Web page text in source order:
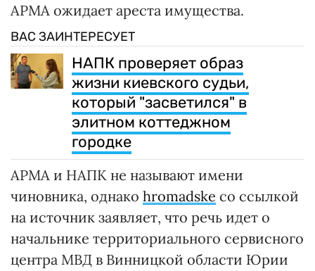
АРМА ожидает ареста имущества.
ВАС ЗАИНТЕРЕСУЕТ
НАПК проверяет образ
жизни киевского судьи,
который "засветился" в
элитном коттеджном
городке
АРМА и НАПК не называют имени
чиновника, однако hromadske со ссылкой
на источник заявляет, что речь идет о
начальнике территориального сервисного
центра МВД в Винницкой области Юрии